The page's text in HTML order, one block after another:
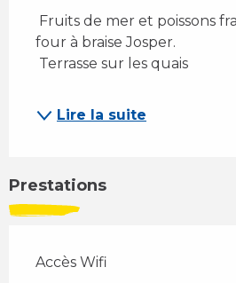
four à braise Josper.
Terrasse sur les quais
Lire la suite
Prestations
Accès Wifi